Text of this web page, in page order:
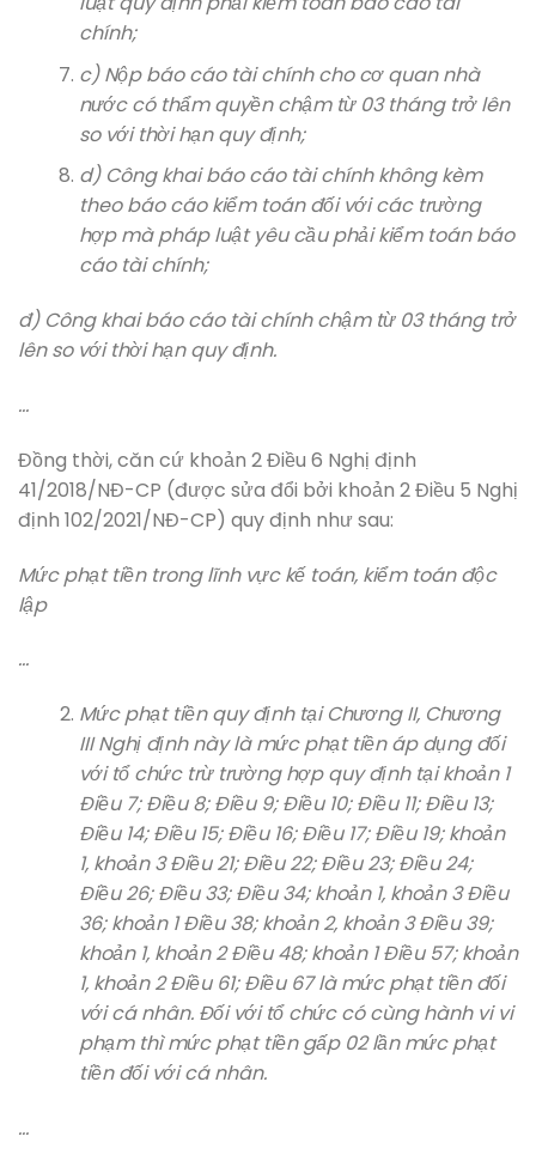
chính;
c) Nộp báo cáo tài chính cho cơ quan nhà
nước có thẩm quyền chậm từ 03 tháng trở lên
so với thời hạn quy định;
d) Công khai báo cáo tài chính không kèm
theo báo cáo kiểm toán đối với các trường
hợp mà pháp luật yêu cầu phải kiểm toán báo
cáo tài chính;
đ) Công khai báo cáo tài chính chậm từ 03 tháng trở
lên so với thời hạn quy định.
…
Đồng thời, căn cứ khoản 2 Điều 6 Nghị định
41/2018/NĐ-CP (được sửa đổi bởi khoản 2 Điều 5 Nghị
định 102/2021/NĐ-CP) quy định như sau:
Mức phạt tiền trong lĩnh vực kế toán, kiểm toán độc
lập
…
Mức phạt tiền quy định tại Chương II, Chương
III Nghị định này là mức phạt tiền áp dụng đối
với tổ chức trừ trường hợp quy định tại khoản 1
Điều 7; Điều 8; Điều 9; Điều 10; Điều 11; Điều 13;
Điều 14; Điều 15; Điều 16; Điều 17; Điều 19; khoản
1, khoản 3 Điều 21; Điều 22; Điều 23; Điều 24;
Điều 26; Điều 33; Điều 34; khoản 1, khoản 3 Điều
36; khoản 1 Điều 38; khoản 2, khoản 3 Điều 39;
khoản 1, khoản 2 Điều 48; khoản 1 Điều 57; khoản
1, khoản 2 Điều 61; Điều 67 là mức phạt tiền đối
với cá nhân. Đối với tổ chức có cùng hành vi vi
phạm thì mức phạt tiền gấp 02 lần mức phạt
tiền đối với cá nhân.
…